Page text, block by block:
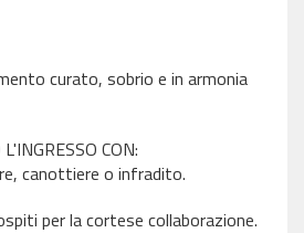
curato, sobrio e in armonia
CON:
canottiere o infradito.
per la cortese collaborazione.